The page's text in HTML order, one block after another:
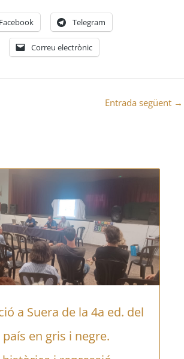
Facebook Telegram
Correu electrònic
Entrada següent →
a Suera de la 4a ed. del
en gris i negre.